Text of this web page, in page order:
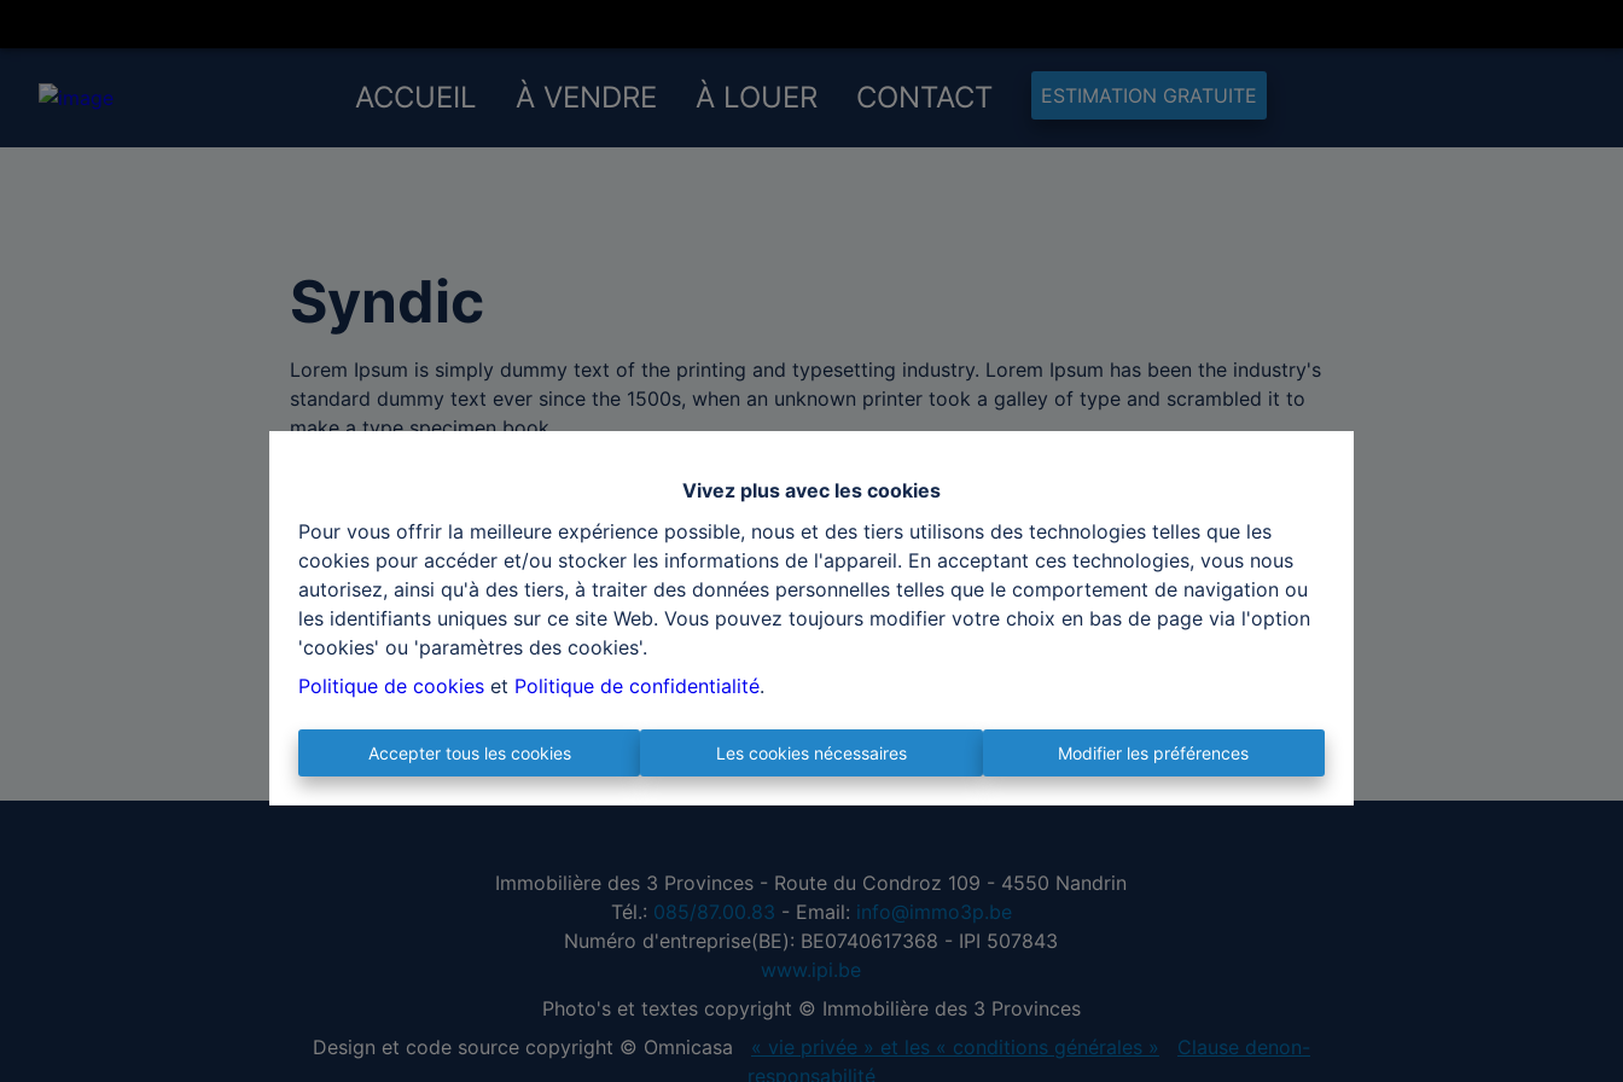
Vivez plus avec les cookies
Pour vous offrir la meilleure expérience possible, nous et des tiers utilisons des technologies telles que les
cookies pour accéder et/ou stocker les informations de l'appareil. En acceptant ces technologies, vous nous
autorisez, ainsi qu'à des tiers, à traiter des données personnelles telles que le comportement de navigation ou
les identifiants uniques sur ce site Web. Vous pouvez toujours modifier votre choix en bas de page via l'option
'cookies' ou 'paramètres des cookies'.
Politique de cookies et Politique de confidentialité.
Accepter tous les cookies Les cookies nécessaires Modifier les préférences
ACCUEIL À VENDRE À LOUER CONTACT ESTIMATION GRATUITE
Syndic
Lorem Ipsum is simply dummy text of the printing and typesetting industry. Lorem Ipsum has been the industry's
standard dummy text ever since the 1500s, when an unknown printer took a galley of type and scrambled it to
make a type specimen book.
Immobilière des 3 Provinces - Route du Condroz 109 - 4550 Nandrin
Tél.: 085/87.00.83 - Email: info@immo3p.be
Numéro d'entreprise(BE): BE0740617368 - IPI 507843
www.ipi.be
Photo's et textes copyright © Immobilière des 3 Provinces
Design et code source copyright © Omnicasa « vie privée » et les « conditions générales »
Clause denon-
responsabilité